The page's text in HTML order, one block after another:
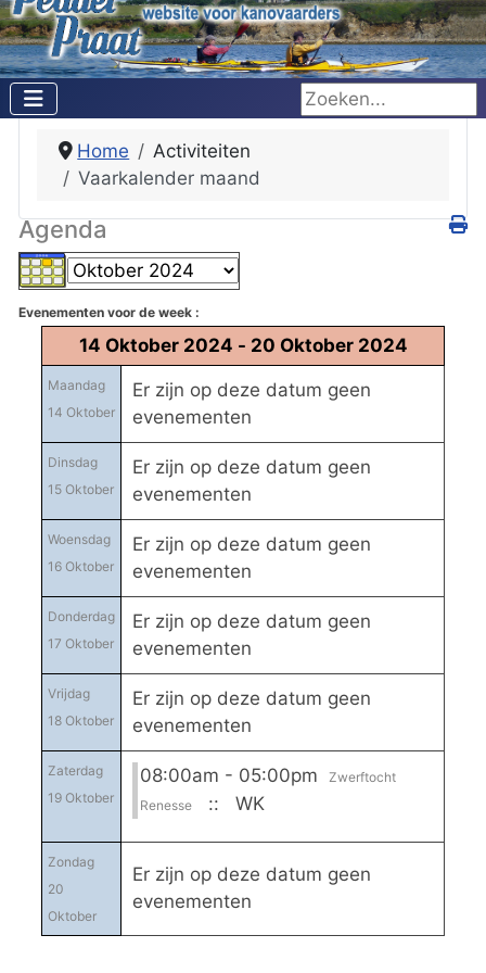
Zoeken...
Home
Activiteiten
Vaarkalender maand
Agenda
Evenementen voor de week :
14 Oktober 2024 - 20 Oktober 2024
Maandag
14 Oktober
Er zijn op deze datum geen
evenementen
Dinsdag
15 Oktober
Er zijn op deze datum geen
evenementen
Woensdag
16 Oktober
Er zijn op deze datum geen
evenementen
Donderdag
17 Oktober
Er zijn op deze datum geen
evenementen
Vrijdag
18 Oktober
Er zijn op deze datum geen
evenementen
Zaterdag
19 Oktober
08:00am - 05:00pm
Zwerftocht
Renesse
:: WK
Zondag
20
Oktober
Er zijn op deze datum geen
evenementen